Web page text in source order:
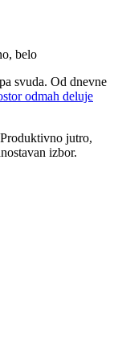
belo
svuda. Od dnevne
odmah deluje
jutro,
izbor.